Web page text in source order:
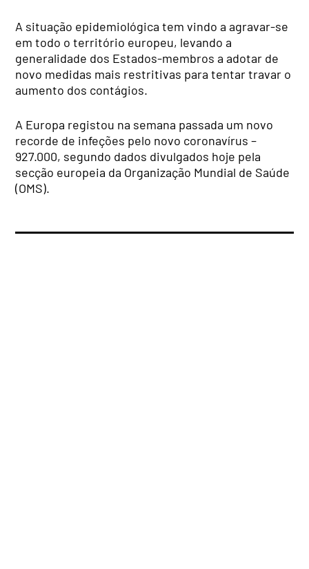
A situação epidemiológica tem vindo a agravar-se
em todo o território europeu, levando a
generalidade dos Estados-membros a adotar de
novo medidas mais restritivas para tentar travar o
aumento dos contágios.
A Europa registou na semana passada um novo
recorde de infeções pelo novo coronavírus –
927.000, segundo dados divulgados hoje pela
secção europeia da Organização Mundial de Saúde
(OMS).